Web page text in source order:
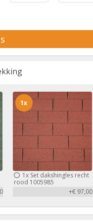
1xSet dakshingles recht
rood 1005985
+€ 97,00
1x